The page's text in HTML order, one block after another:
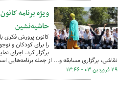
ویژه برنامه
حاشیه‌نشین
کانون پرورش فکری
را برای کودکان و
برگزار کرد. اجرای
نقاشی، برگزاری مسابقه و... از جمله برنامه‌هایی
۲۹ فروردین ۰۳ - ۱۳:۴۶